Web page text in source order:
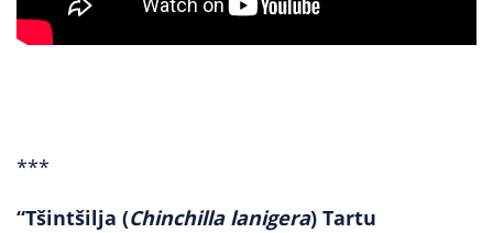
***
“Tšintšilja (Chinchilla lanigera) Tartu